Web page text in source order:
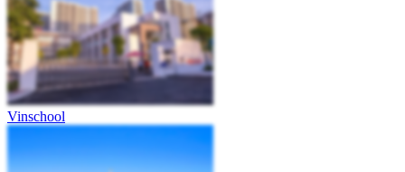
Vinschool